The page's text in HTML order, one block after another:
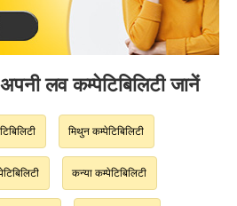
लव कम्पेटिबिलिटी जानें
मिथुन कम्पेटिबिलिटी
कन्या कम्पेटिबिलिटी